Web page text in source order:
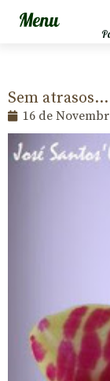
Sem atrasos…
16 de